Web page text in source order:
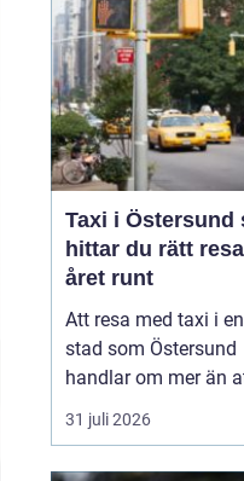
Taxi i Östersund så
hittar du rätt resa
året runt
Att resa med taxi i en
stad som Östersund
handlar om mer än
bara ta sig från punkt
till punkt B. För
31 juli 2026